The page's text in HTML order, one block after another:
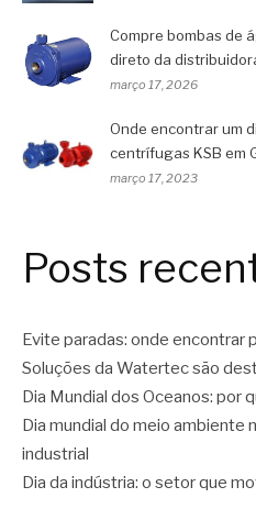
Compre bombas de
direto da
março 17, 2026
Onde encontrar um
centrífugas KSB em
março 17, 2023
Posts
Evite paradas: onde encontrar
Soluções da Watertec são
Dia Mundial dos Oceanos: por
Dia mundial do meio ambiente
industrial
Dia da indústria: o setor que